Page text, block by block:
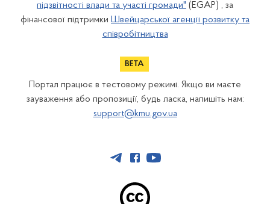
підзвітності влади та участі громади" (EGAP) , за
фінансової підтримки Швейцарської агенції розвитку та
співробітництва
Портал працює в тестовому режимі. Якщо ви маєте
зауваження або пропозиції, будь ласка, напишіть нам:
support@kmu.gov.ua